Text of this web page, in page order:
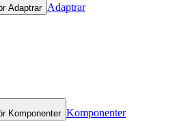
Adaptrar Adaptrar
Komponenter Komponenter